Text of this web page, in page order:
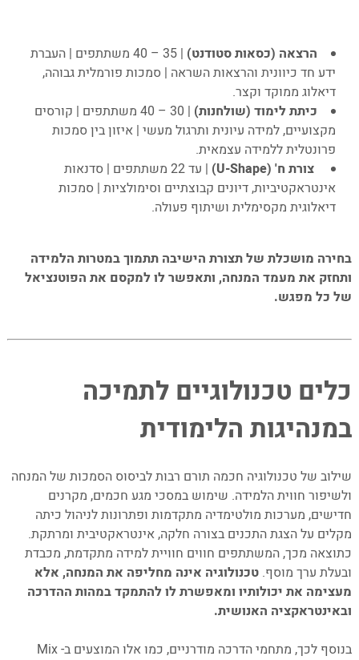
הרצאה (כסאות סטודנט)
| 35 – 40 משתתפים | העברת
ידע חד כיוונית והרצאות השראה | סמכות פורמלית גבוהה,
דיאלוג ממוקד וקצר.
כיתת לימוד (שולחנות)
| 30 – 40 משתתפים | קורסים
מקצועיים, למידה עיונית ותרגול מעשי | איזון בין סמכות
פרונטלית ללמידה עצמאית.
צורת ח' (U-Shape)
| עד 22 משתתפים | סדנאות
אינטראקטיביות, דיונים קבוצתיים וסימולציות | סמכות
דיאלוגית מקסימלית ושיתוף פעולה.
בחירה מושכלת של תצורת הישיבה תתמוך במטרות הלמידה
ותחזק את מעמד המנחה, ותאפשר לו למקסם את הפוטנציאל
של כל מפגש.
כלים טכנולוגיים לתמיכה
במנהיגות הלימודית
שילוב של טכנולוגיה חכמה תורם רבות לביסוס הסמכות של המנחה
ולשיפור חווית הלמידה. שימוש במסכי מגע חכמים, מקרנים
חדישים, מערכות מולטימדיה מתקדמות ופתרונות לניהול כיתה
מקלים על הצגת התכנים בצורה חלקה, אינטראקטיבית ומרתקת.
כתוצאה מכך, המשתתפים חווים חוויית למידה מתקדמת, מכבדת
ובעלת ערך מוסף. טכנולוגיה אינה מחליפה את המנחה, אלא
מעצימה את יכולותיו ומאפשרת לו להתמקד במהות ההדרכה
ובאינטראקציה האנושית.
בנוסף לכך, מתחמי הדרכה מודרניים, כמו אלו המוצעים ב- Mix